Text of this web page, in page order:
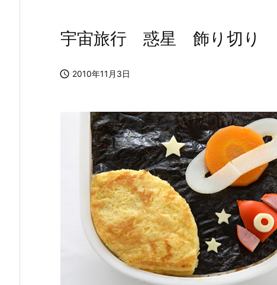
宇宙旅行 惑星 飾り切り
 2010年11月3日